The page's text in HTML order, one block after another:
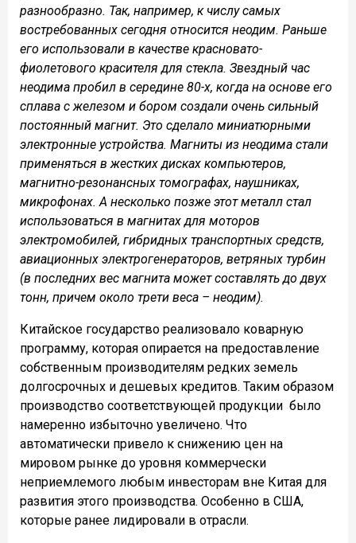
разнообразно. Так, например, к числу самых
востребованных сегодня относится неодим. Раньше
его использовали в качестве красновато-
фиолетового красителя для стекла. Звездный час
неодима пробил в середине 80-х, когда на основе его
сплава с железом и бором создали очень сильный
постоянный магнит. Это сделало миниатюрными
электронные устройства. Магниты из неодима стали
применяться в жестких дисках компьютеров,
магнитно-резонансных томографах, наушниках,
микрофонах. А несколько позже этот металл стал
использоваться в магнитах для моторов
электромобилей, гибридных транспортных средств,
авиационных электрогенераторов, ветряных турбин
(в последних вес магнита может составлять до двух
тонн, причем около трети веса – неодим).
Китайское государство реализовало коварную
программу, которая опирается на предоставление
собственным производителям редких земель
долгосрочных и дешевых кредитов. Таким образом
производство соответствующей продукции было
намеренно избыточно увеличено. Что
автоматически привело к снижению цен на
мировом рынке до уровня коммерчески
неприемлемого любым инвесторам вне Китая для
развития этого производства. Особенно в США,
которые ранее лидировали в отрасли.